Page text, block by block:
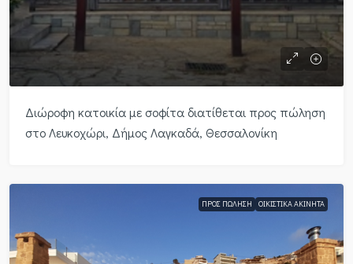
Διώροφη κατοικία με σοφίτα διατίθεται προς πώληση
στο Λευκοχώρι, Δήμος Λαγκαδά, Θεσσαλονίκη
ΠΡΟΣ ΠΏΛΗΣΗ ΟΙΚΙΣΤΙΚΆ ΑΚΊΝΗΤΑ